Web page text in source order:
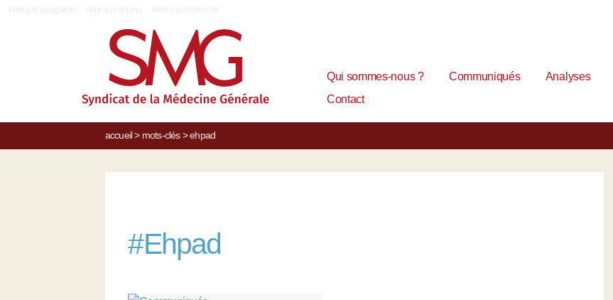
Qui sommes-nous ? Communiqués Analyses
Contact
accueil> mots-clés> ehpad
#Ehpad